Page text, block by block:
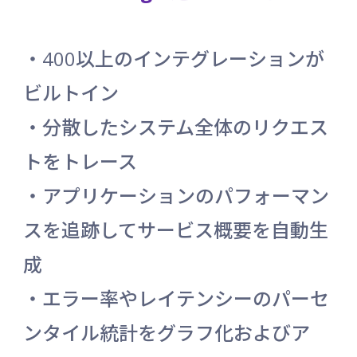
・400以上のインテグレーションが
ビルトイン
・分散したシステム全体のリクエス
トをトレース
・アプリケーションのパフォーマン
スを追跡してサービス概要を自動生
成
・エラー率やレイテンシーのパーセ
ンタイル統計をグラフ化およびア